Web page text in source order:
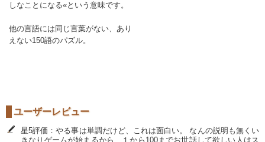
しなことになる«という意味です。
他の言語には同じ言葉がない、あり
えない150語のパズル。
ユーザーレビュー
星5評価：やる事は単調だけど、これは面白い。 なんの説明も無くい
きなりゲームが始まるから、１から100までお世話して欲しい人はス